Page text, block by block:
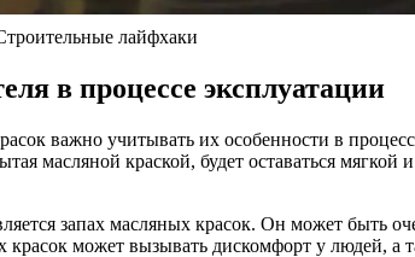
лайфхаки
в процессе эксплуатации
важно учитывать их особенности в
масляной краской, будет оставаться
запах масляных красок. Он может быть
может вызывать дискомфорт у людей, а